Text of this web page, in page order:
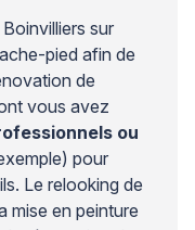
sur
pied afin de
de
vous avez
ou
pour
Le relooking de
mise en peinture